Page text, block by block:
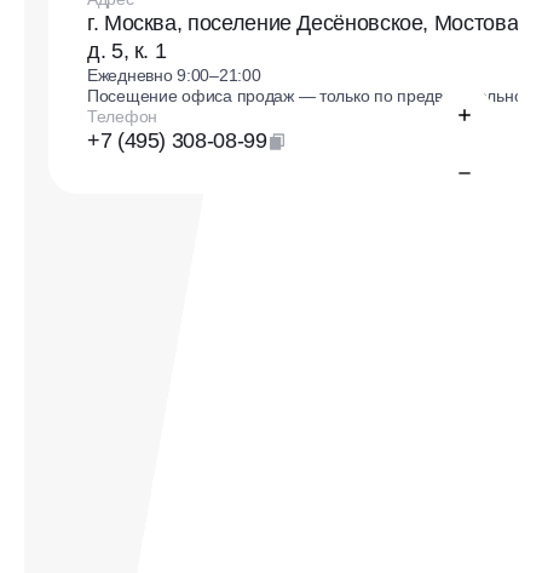
г. Москва, поселение Десёновское, Мостовая
д. 5, к. 1
Ежедневно 9:00–21:00
Посещение офиса продаж — только по предварительной
Телефон
+7 (495) 308-08-99